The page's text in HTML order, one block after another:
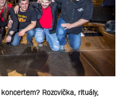
Rozcvička, rituály,